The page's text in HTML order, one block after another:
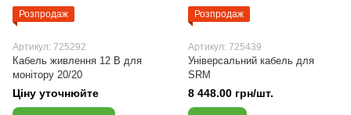
Розпродаж
Артикул: 725292
Кабель живлення 12 В для
монітору 20/20
Ціну уточнюйте
Розпродаж
Артикул: 725439
Універсальний кабель для
SRM
8 448.00 грн/шт.